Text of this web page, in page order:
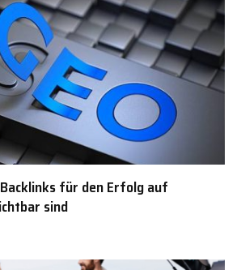
für den Erfolg auf
sind